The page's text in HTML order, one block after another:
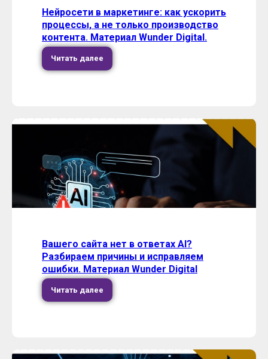
Нейросети в маркетинге: как ускорить
процессы, а не только производство
контента. Материал Wunder Digital.
Читать далее
Вашего сайта нет в ответах AI?
Разбираем причины и исправляем
ошибки. Материал Wunder Digital
Читать далее